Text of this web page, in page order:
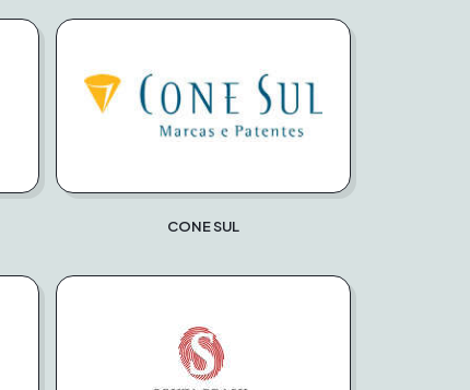
CONE SUL